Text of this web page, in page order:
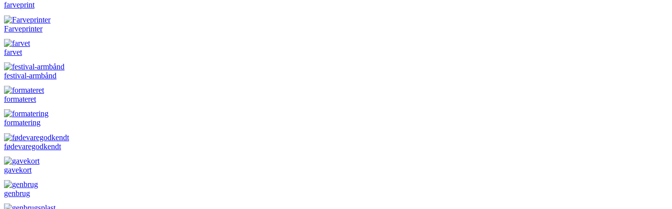
farveprint
Farveprinter
farvet
festival-armbånd
formateret
formatering
fødevaregodkendt
gavekort
genbrug